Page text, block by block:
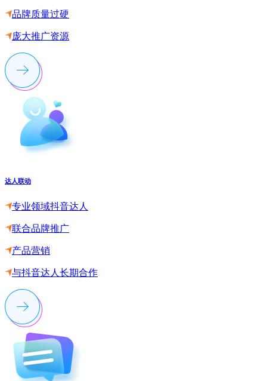
品牌质量过硬
庞大推广资源
达人联动
专业领域抖音达人
联合品牌推广
产品营销
与抖音达人长期合作